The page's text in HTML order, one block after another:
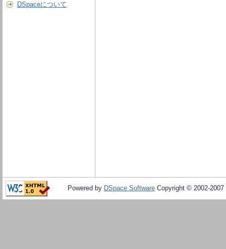
DSpaceについて
Powered by DSpace Software Copyright © 2002-2007